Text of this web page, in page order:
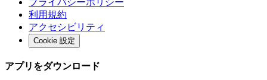
プライバシーポリシー
利用規約
アクセシビリティ
Cookie 設定
アプリをダウンロード